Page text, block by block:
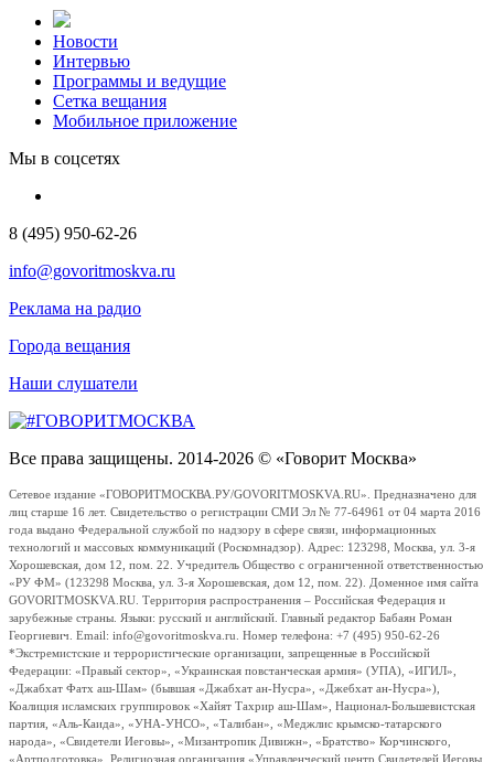
Новости
Интервью
Программы и ведущие
Сетка вещания
Мобильное приложение
Мы в соцсетях
8 (495) 950-62-26
info@govoritmoskva.ru
Реклама на радио
Города вещания
Наши слушатели
Все права защищены. 2014-2026 © «Говорит Москва»
Сетевое издание «ГОВОРИТМОСКВА.РУ/GOVORITMOSKVA.RU». Предназначено для
лиц старше 16 лет. Свидетельство о регистрации СМИ Эл № 77-64961 от 04 марта 2016
года выдано Федеральной службой по надзору в сфере связи, информационных
технологий и массовых коммуникаций (Роскомнадзор). Адрес: 123298, Москва, ул. 3-я
Хорошевская, дом 12, пом. 22. Учредитель Общество с ограниченной ответственностью
«РУ ФМ» (123298 Москва, ул. 3-я Хорошевская, дом 12, пом. 22). Доменное имя сайта
GOVORITMOSKVA.RU. Территория распространения – Российская Федерация и
зарубежные страны. Языки: русский и английский. Главный редактор Бабаян Роман
Георгиевич. Email: info@govoritmoskva.ru. Номер телефона: +7 (495) 950-62-26
*Экстремистские и террористические организации, запрещенные в Российской
Федерации: «Правый сектор», «Украинская повстанческая армия» (УПА), «ИГИЛ»,
«Джабхат Фатх аш-Шам» (бывшая «Джабхат ан-Нусра», «Джебхат ан-Нусра»),
Коалиция исламских группировок «Хайят Тахрир аш-Шам», Национал-Большевистская
партия, «Аль-Каида», «УНА-УНСО», «Талибан», «Меджлис крымско-татарского
народа», «Свидетели Иеговы», «Мизантропик Дивижн», «Братство» Корчинского,
«Артподготовка», Религиозная организация «Управленческий центр Свидетелей Иеговы